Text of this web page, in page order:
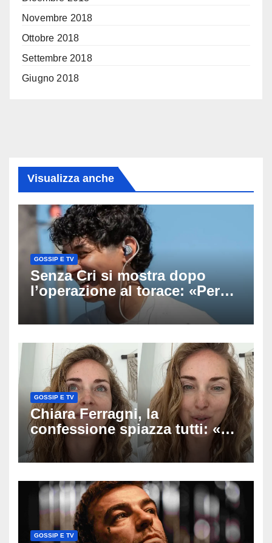
Novembre 2018
Ottobre 2018
Settembre 2018
Giugno 2018
Visualizza anche
GOSSIP E TV
Senza Cri si mostra dopo
l’operazione al torace: «Per
anni mi sentivo in trappola», il
racconto sul difficile percorso
GOSSIP E TV
Chiara Ferragni, la
confessione spiazza tutti: «Un
mio ex voleva che mi rifacessi
il seno». Poi svela i ritocchi di
GOSSIP E TV